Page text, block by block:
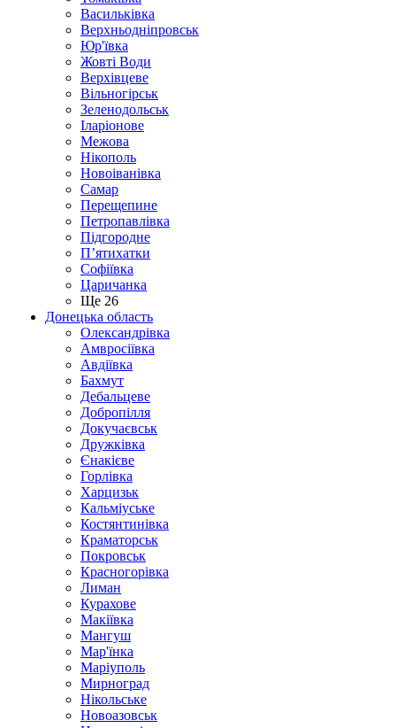
Васильківка
Верхньодніпровськ
Юр'ївка
Жовті Води
Верхівцеве
Вільногірськ
Зеленодольськ
Іларіонове
Межова
Нікополь
Новоіванівка
Самар
Перещепине
Петропавлівка
Підгородне
П’ятихатки
Софіївка
Царичанка
Ще 26
Донецька область
Олександрівка
Амвросіївка
Авдіївка
Бахмут
Дебальцеве
Добропілля
Докучаєвськ
Дружківка
Єнакієве
Горлівка
Харцизьк
Кальміуське
Костянтинівка
Краматорськ
Покровськ
Красногорівка
Лиман
Курахове
Макіївка
Мангуш
Мар'їнка
Маріуполь
Мирноград
Нікольське
Новоазовськ